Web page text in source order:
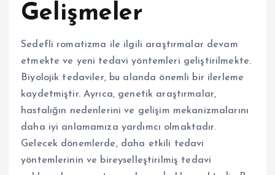
Gelişmeler
Sedefli romatizma ile ilgili araştırmalar devam
etmekte ve yeni tedavi yöntemleri geliştirilmekte.
Biyolojik tedaviler, bu alanda önemli bir ilerleme
kaydetmiştir. Ayrıca, genetik araştırmalar,
hastalığın nedenlerini ve gelişim mekanizmalarını
daha iyi anlamamıza yardımcı olmaktadır.
Gelecek dönemlerde, daha etkili tedavi
yöntemlerinin ve bireyselleştirilmiş tedavi